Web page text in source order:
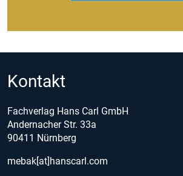
Kontakt
Fachverlag Hans Carl GmbH
Andernacher Str. 33a
90411 Nürnberg
mebak[at]hanscarl.com